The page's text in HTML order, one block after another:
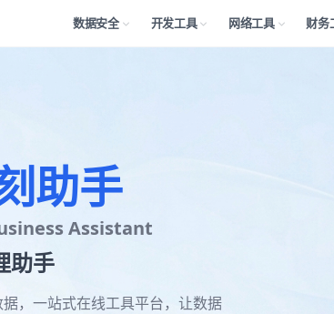
数据安全 开发工具 网络工具 财务
助手
Assistant
助手
，一站式在线工具平台，让数据